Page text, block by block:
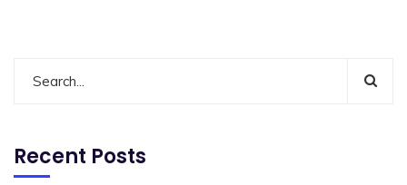
Recent Posts